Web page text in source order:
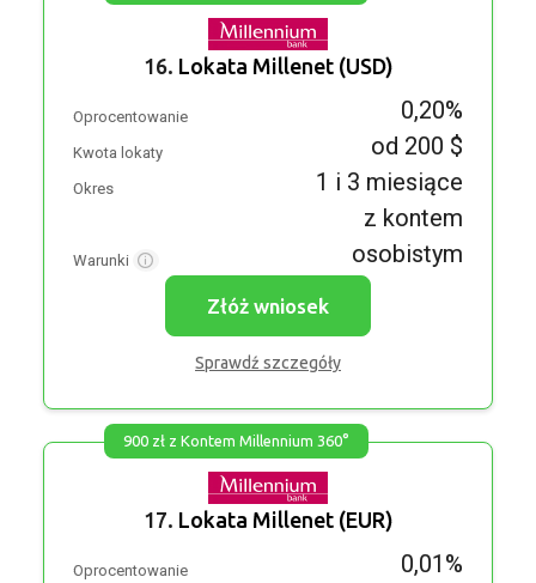
16. Lokata Millenet (USD)
Oprocentowanie 0,20%
Kwota lokaty od 200 $
Okres 1 i 3 miesiące
Warunki
z kontem
osobistym
Złóż wniosek
Sprawdź szczegóły
900 zł z Kontem Millennium 360°
17. Lokata Millenet (EUR)
Oprocentowanie 0,01%